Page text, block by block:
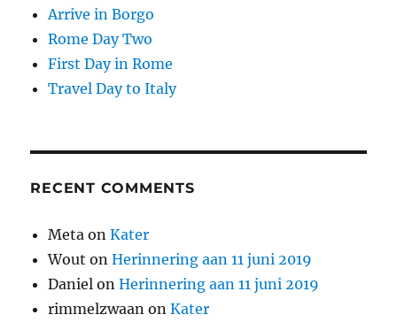
Arrive in Borgo
Rome Day Two
First Day in Rome
Travel Day to Italy
RECENT COMMENTS
Meta onKater
Wout onHerinnering aan 11 juni 2019
Daniel onHerinnering aan 11 juni 2019
rimmelzwaan onKater